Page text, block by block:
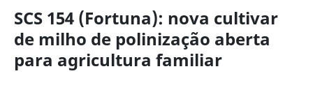
SCS 154 (Fortuna): nova cultivar
de milho de polinização aberta
para agricultura familiar